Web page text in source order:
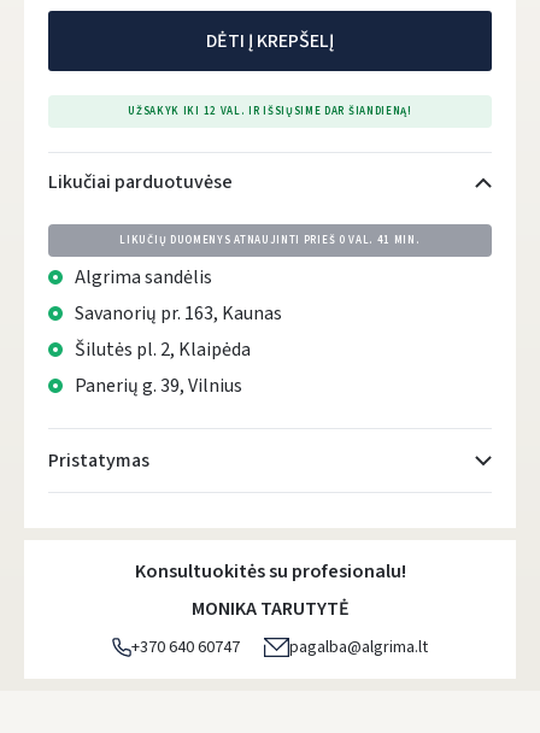
DĖTI Į KREPŠELĮ
UŽSAKYK IKI 12 VAL. IR IŠSIŲSIME DAR ŠIANDIENĄ!
Likučiai parduotuvėse
LIKUČIŲ DUOMENYS ATNAUJINTI PRIEŠ 0 VAL. 41 MIN.
Algrima sandėlis
Savanorių pr. 163, Kaunas
Šilutės pl. 2, Klaipėda
Panerių g. 39, Vilnius
Pristatymas
Atsiėmimo taškai- 0.00 €
DPD kurjeris - 5.00 €
DPD paštomatai- 4.00 €
Konsultuokitės su profesionalu!
MONIKA TARUTYTĖ
+370 640 60747 pagalba@algrima.lt